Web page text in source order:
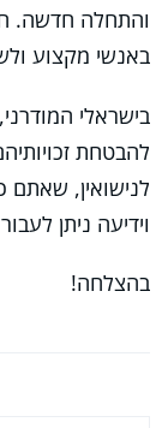
והתחלה חדשה.
באנשי מקצוע
בישראלי
להבטחת
לנישואין, שאתם
וידיעה ניתן
בהצלחה!